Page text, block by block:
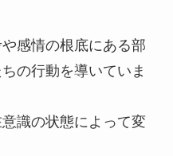
感情の根底にある部
の行動を導いていま
識の状態によって変